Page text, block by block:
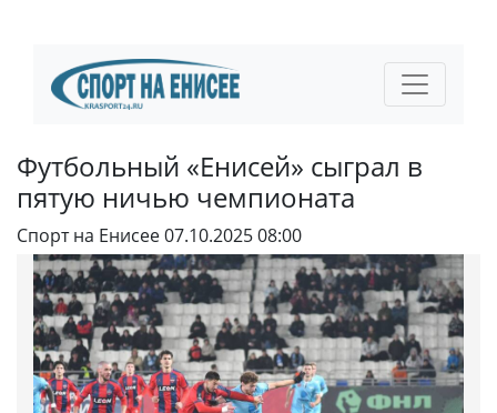
Футбольный «Енисей» сыграл в
пятую ничью чемпионата
Спорт на Енисее07.10.2025 08:00